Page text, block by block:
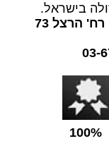
בישראל.
רח' הרצל 73
100%